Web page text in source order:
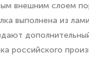
внешним слоем
из
российского